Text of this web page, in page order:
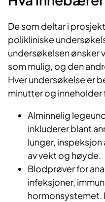
De som deltar i
polikliniske
undersøkelsen ønsker
som mulig, og den
Hver undersøkelse er
minutter og
Alminnelig
inkluderer blant
lunger, inspeksjon
av vekt og høyde.
Blodprøver for
infeksjoner,
hormonsystemet.